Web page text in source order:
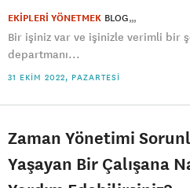
EKİPLERİ YÖNETMEK BLOG
Bir işiniz var ve işinizle verimli bir
departmanı...
31 EKIM 2022, PAZARTESI
Zaman Yönetimi
Yaşayan Bir Çalışana